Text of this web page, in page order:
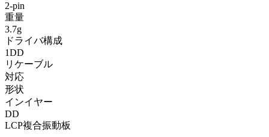
2-pin
重量
3.7g
ドライバ構成
1DD
リケーブル
対応
形状
インイヤー
DD
LCP複合振動板